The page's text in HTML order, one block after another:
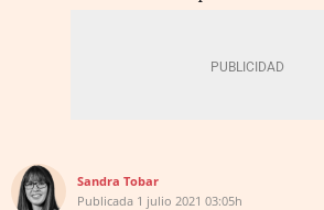
Sandra Tobar
Publicada 1 julio 2021 03:05h